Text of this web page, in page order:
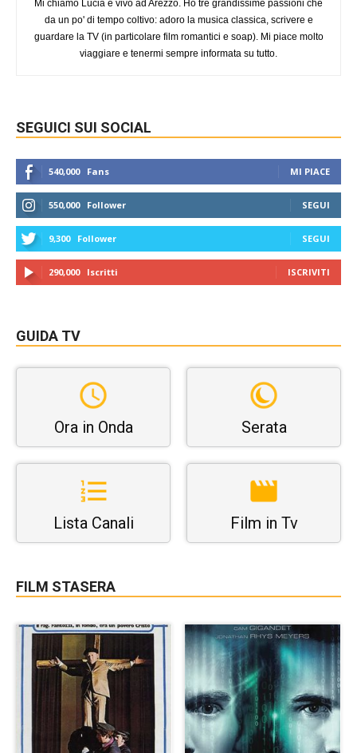
Mi chiamo Lucia e vivo ad Arezzo. Ho tre grandissime passioni che
da un po' di tempo coltivo: adoro la musica classica, scrivere e
guardare la TV (in particolare film romantici e soap). Mi piace molto
viaggiare e tenermi sempre informata su tutto.
SEGUICI SUI SOCIAL
540,000 Fans MI PIACE
550,000 Follower SEGUI
9,300 Follower SEGUI
290,000 Iscritti ISCRIVITI
GUIDA TV
Ora in Onda Serata
Lista Canali Film in Tv
FILM STASERA